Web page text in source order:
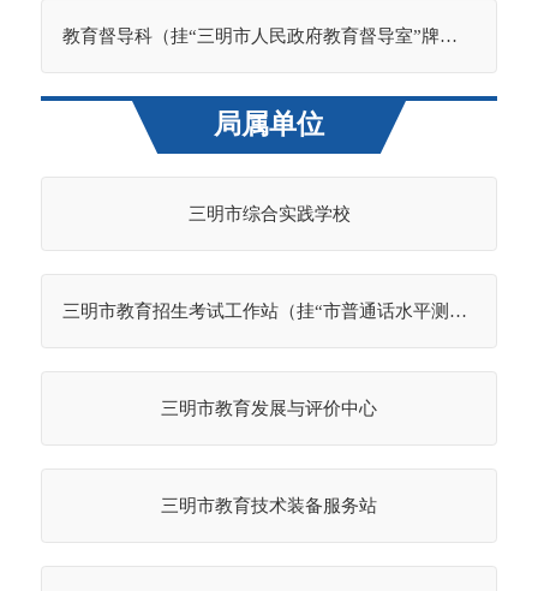
教育督导科（挂“三明市人民政府教育督导室”牌子）
局属单位
三明市综合实践学校
三明市教育招生考试工作站（挂“市普通话水平测试站”、“市学生资助管理中心”牌子）
三明市教育发展与评价中心
三明市教育技术装备服务站